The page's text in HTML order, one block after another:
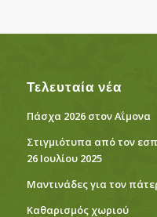
Τελευταία νέα
Πάσχα 2026 στον Αΐμονα
Στιγμιότυπα από τον
26 Ιουλίου 2025
Μαντινάδες για τον
Καθαρισμός χωριού